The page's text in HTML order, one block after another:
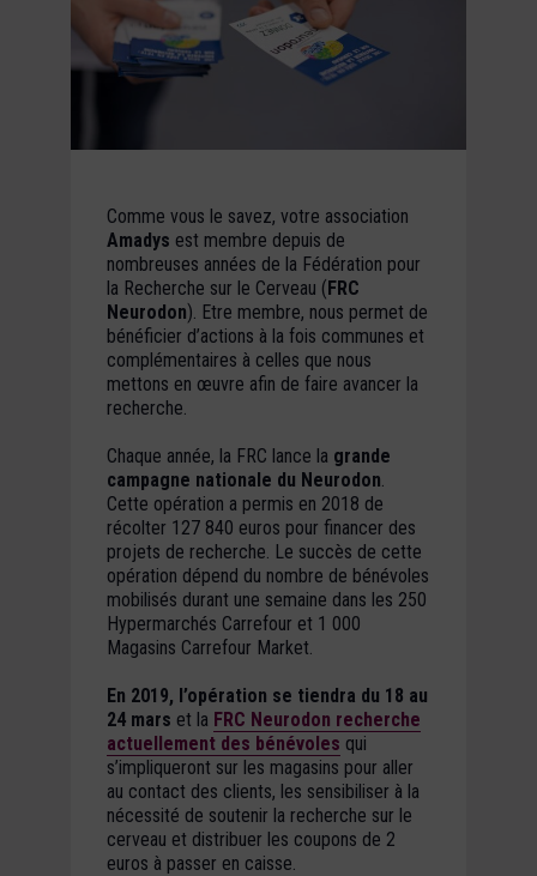
Comme vous le savez, votre association
Amadys est membre depuis de
nombreuses années de la Fédération pour
la Recherche sur le Cerveau (FRC
Neurodon). Etre membre, nous permet de
bénéficier d’actions à la fois communes et
complémentaires à celles que nous
mettons en œuvre afin de faire avancer la
recherche.
Chaque année, la FRC lance la grande
campagne nationale du Neurodon
Cette opération a permis en 2018 de
récolter 127 840 euros pour financer des
projets de recherche. Le succès de cette
opération dépend du nombre de bénévoles
mobilisés durant une semaine dans les 250
Hypermarchés Carrefour et 1 000
Magasins Carrefour Market.
En 2019, l’opération se tiendra du 18 au
24 mars et la FRC Neurodon recherche
actuellement des bénévoles qui
s’impliqueront sur les magasins pour aller
au contact des clients, les sensibiliser à la
nécessité de soutenir la recherche sur le
cerveau et distribuer les coupons de 2
euros à passer en caisse.